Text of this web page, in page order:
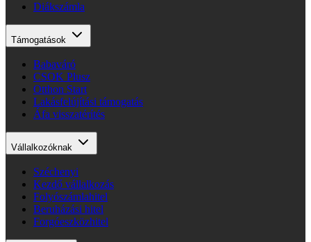
Diákszámla
Támogatások
Babaváró
CSOK Plusz
Otthon Start
Lakásfelújítási támogatás
Áfa visszatérítés
Vállalkozóknak
Széchenyi
Kezdő vállalkozás
Folyószámlahitel
Beruházási hitel
Forgóeszközhitel